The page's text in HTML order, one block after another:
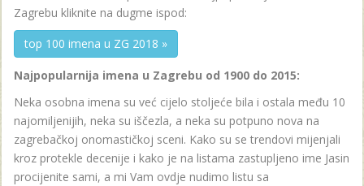
Zagrebu kliknite na dugme ispod:
top 100 imena u ZG 2018 »
Najpopularnija imena u Zagrebu od 1900 do 2015:
Neka osobna imena su već cijelo stoljeće bila i ostala među 10
najomiljenijih, neka su iščezla, a neka su potpuno nova na
zagrebačkoj onomastičkoj sceni. Kako su se trendovi mijenjali
kroz protekle decenije i kako je na listama zastupljeno ime Jasin
procijenite sami, a mi Vam ovdje nudimo listu sa